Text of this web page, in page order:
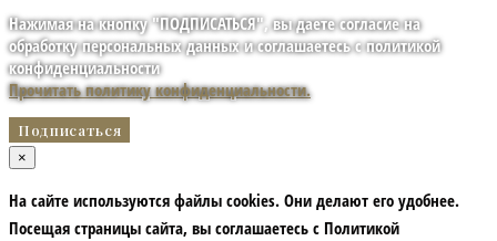
Нажимая на кнопку "ПОДПИСАТЬСЯ", вы даете согласие на
обработку персональных данных и соглашаетесь с политикой
конфиденциальности
Прочитать политику конфиденциальности.
×
На сайте используются файлы cookies. Они делают его удобнее.
Посещая страницы сайта, вы соглашаетесь с Политикой